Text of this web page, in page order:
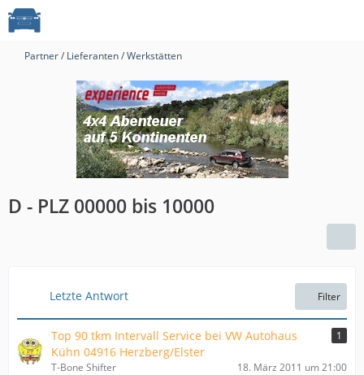
Partner / Lieferanten / Werkstätten
D - PLZ 00000 bis 10000
Letzte Antwort Filter
Top 90 tkm Intervall Service bei VW Autohaus
Kühn 04916 Herzberg/Elster
1
T-Bone Shifter 18. März 2011 um 21:00